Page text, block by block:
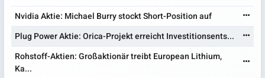
Nvidia Aktie: Michael Burry stockt Short-Position auf
Plug Power Aktie: Orica-Projekt erreicht Investitionsents...
Rohstoff-Aktien: Großaktionär treibt European Lithium,
Ka...